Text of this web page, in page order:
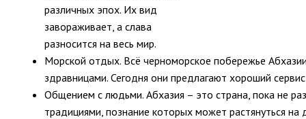
различных эпох. Их вид
завораживает, а слава
разносится на весь мир.
Морской отдых. Всё черноморское побережье
здравницами. Сегодня они предлагают хороший
Общением с людьми. Абхазия – это страна, пока не
традициями, познание которых может растянуться